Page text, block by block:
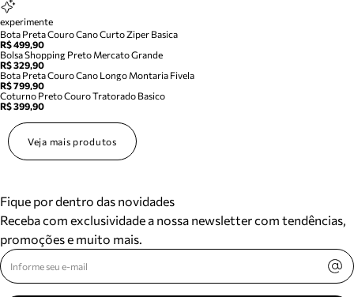
experimente
Bota Preta Couro Cano Curto Ziper Basica
R$ 499,90
Bolsa Shopping Preto Mercato Grande
R$ 329,90
Bota Preta Couro Cano Longo Montaria Fivela
R$ 799,90
Coturno Preto Couro Tratorado Basico
R$ 399,90
Veja mais produtos
Fique por dentro das novidades
Receba com exclusividade a nossa newsletter com tendências,
promoções e muito mais.